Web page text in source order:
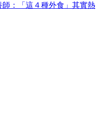
：「這４種外食」其實熱